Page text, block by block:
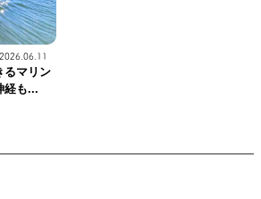
2026.06.11
るマリン
経も...